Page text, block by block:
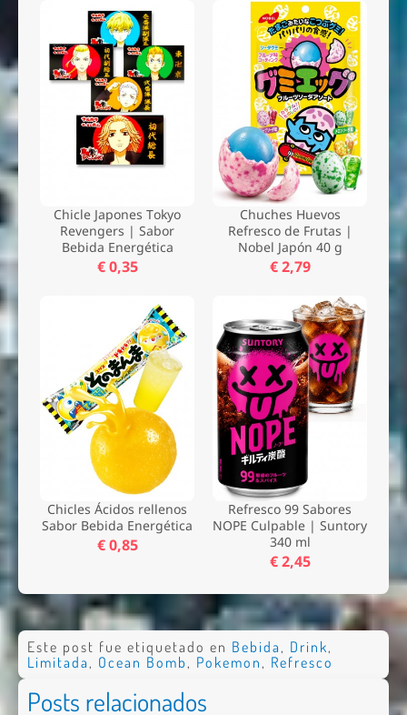
Chicle Japones Tokyo
Revengers | Sabor
Bebida Energética
€ 0,35
Chuches Huevos
Refresco de Frutas |
Nobel Japón 40 g
€ 2,79
Chicles Ácidos rellenos
Sabor Bebida Energética
€ 0,85
Refresco 99 Sabores
NOPE Culpable | Suntory
340 ml
€ 2,45
Este post fue etiquetado en Bebida , Drink,
Limitada , Ocean Bomb , Pokemon , Refresco
Posts relacionados